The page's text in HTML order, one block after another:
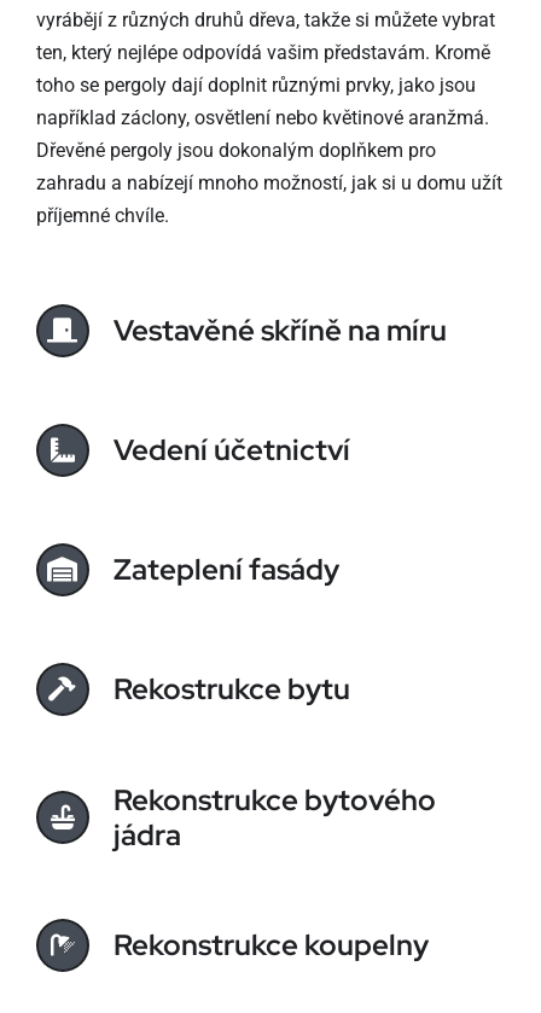
vyrábějí z různých druhů dřeva, takže si můžete vybrat
ten, který nejlépe odpovídá vašim představám. Kromě
toho se pergoly dají doplnit různými prvky, jako jsou
například záclony, osvětlení nebo květinové aranžmá.
Dřevěné pergoly jsou dokonalým doplňkem pro
zahradu a nabízejí mnoho možností, jak si u domu užít
příjemné chvíle.
Vestavěné skříně na míru
Vedení účetnictví
Zateplení fasády
Rekostrukce bytu
Rekonstrukce bytového
jádra
Rekonstrukce koupelny